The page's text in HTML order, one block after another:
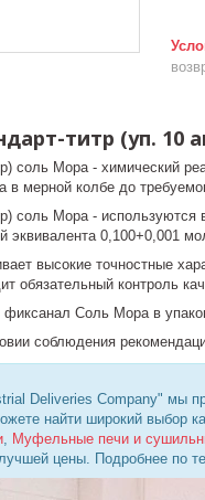
титр (уп. 10
соль Мора - химический
мерной колбе до
соль Мора -
эквивалента 0,100+0,001
высокие точностные
обязательный контроль
фиксанал Соль Мора в
соблюдения
Deliveries Company" мы
найти широкий выбор
Муфельные печи и
лучшей цены. Подробнее по